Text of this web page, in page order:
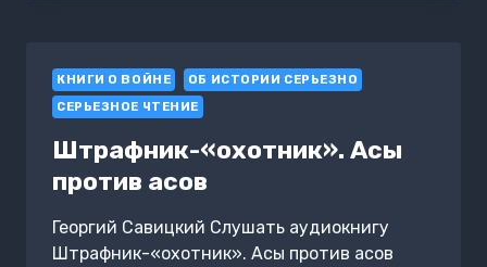
В
ШТРАФБАТ
КНИГИ О ВОЙНЕ
ОБ ИСТОРИИ СЕРЬЕЗНО
СЕРЬЕЗНОЕ ЧТЕНИЕ
Штрафник-«охотник». Асы
против асов
Георгий Савицкий Слушать аудиокнигу
Штрафник-«охотник». Асы против асов